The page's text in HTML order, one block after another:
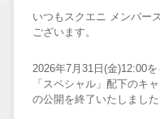
いつもスクエニ メンバー
ございます。
2026年7月31日(金)12:00
「スペシャル」配下のキ
の公開を終了いたしました